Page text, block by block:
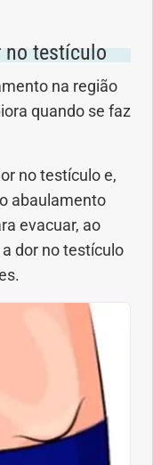
no testículo
na região
quando se faz
no testículo e,
abaulamento
evacuar, ao
dor no testículo